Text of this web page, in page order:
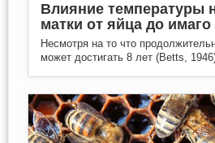
Влияние температуры
матки от яйца до имаго
Несмотря на то что
может достигать 8 лет (Betts,